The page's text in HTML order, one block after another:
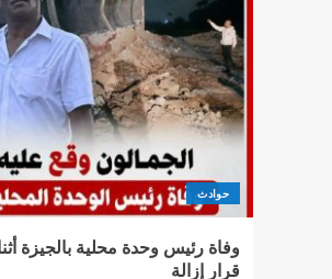
حوادث
وفاة رئيس وحدة محلية بالجيزة
قرار إزالة